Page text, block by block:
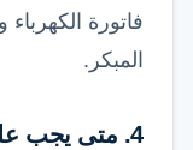
فاتورة
المبكر.
4. متى يجب عليك تفعيل هذا الزر؟